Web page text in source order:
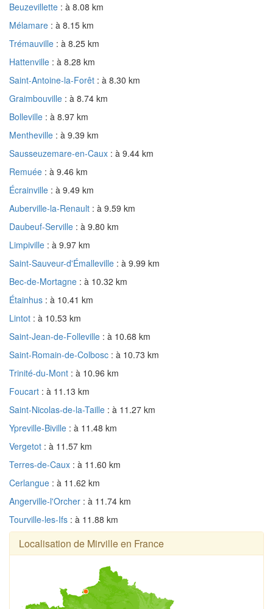
Beuzevillette : à 8.08 km
Mélamare : à 8.15 km
Trémauville : à 8.25 km
Hattenville : à 8.28 km
Saint-Antoine-la-Forêt : à 8.30 km
Graimbouville : à 8.74 km
Bolleville : à 8.97 km
Mentheville : à 9.39 km
Sausseuzemare-en-Caux : à 9.44 km
Remuée : à 9.46 km
Écrainville : à 9.49 km
Auberville-la-Renault : à 9.59 km
Daubeuf-Serville : à 9.80 km
Limpiville : à 9.97 km
Saint-Sauveur-d'Émalleville : à 9.99 km
Bec-de-Mortagne : à 10.32 km
Étainhus : à 10.41 km
Lintot : à 10.53 km
Saint-Jean-de-Folleville : à 10.68 km
Saint-Romain-de-Colbosc : à 10.73 km
Trinité-du-Mont : à 10.96 km
Foucart : à 11.13 km
Saint-Nicolas-de-la-Taille : à 11.27 km
Ypreville-Biville : à 11.48 km
Vergetot : à 11.57 km
Terres-de-Caux : à 11.60 km
Cerlangue : à 11.62 km
Angerville-l'Orcher : à 11.74 km
Tourville-les-Ifs : à 11.88 km
Localisation de Mirville en France